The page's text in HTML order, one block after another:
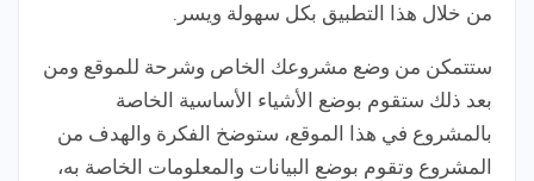
من خلال هذا التطبيق بكل سهولة ويسر.
ستتمكن من وضع مشروعك الخاص وشرحة للموقع ومن
بعد ذلك ستقوم بوضع الأشياء الأساسية الخاصة
بالمشروع في هذا الموقع، ستوضخ الفكرة والهدف من
المشروع وتقوم بوضع البيانات والمعلومات الخاصة به،